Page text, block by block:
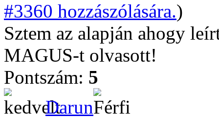
#3360 hozzászólására.)
Sztem az alapján ahogy
MAGUS-t olvasott!
Pontszám: 5
Darun